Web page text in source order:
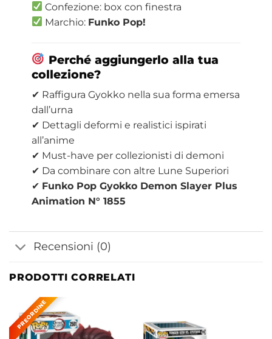
Confezione: box con finestra
Marchio: Funko Pop!
Perché aggiungerlo alla tua
collezione?
✔ Raffigura Gyokko nella sua forma emersa
dall’urna
✔ Dettagli deformi e realistici ispirati
all’anime
✔ Must-have per collezionisti di demoni
✔ Da combinare con altre Lune Superiori
✔ Funko Pop Gyokko Demon Slayer Plus
Animation N° 1855
Recensioni (0)
PRODOTTI CORRELATI